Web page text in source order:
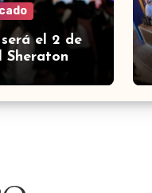
el 2 de
Sheraton